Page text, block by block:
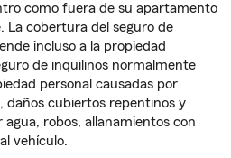
como fuera de su apartamento
La cobertura del seguro de
incluso a la propiedad
de inquilinos normalmente
personal causadas por
daños cubiertos repentinos y
robos, allanamientos con
vehículo.